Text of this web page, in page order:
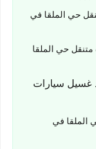
حي الملقا في
متنقل حي الملقا
غسيل سيارات
الملقا في